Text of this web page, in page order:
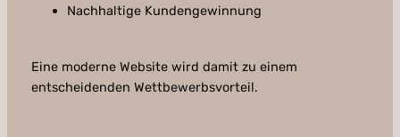
Nachhaltige Kundengewinnung
Eine moderne Website wird damit zu einem
entscheidenden Wettbewerbsvorteil.